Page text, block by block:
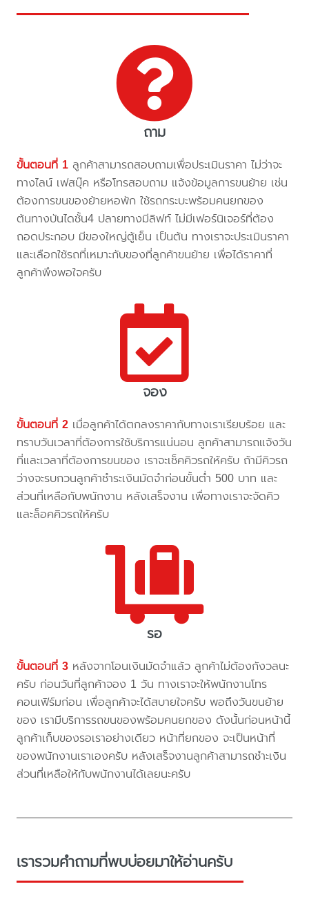
ถาม
ขั้นตอนที่ 1 ลูกค้าสามารถสอบถามเพื่อประเมินราคา ไม่ว่าจะ
ทางไลน์ เฟสบุ๊ค หรือโทรสอบถาม แจ้งข้อมูลการขนย้าย เช่น
ต้องการขนของย้ายหอพัก ใช้รถกระบะพร้อมคนยกของ
ต้นทางบันไดชั้น4 ปลายทางมีลิฟท์ ไม่มีเฟอร์นิเจอร์ที่ต้อง
ถอดประกอบ มีของใหญ่ตู้เย็น เป็นต้น ทางเราจะประเมินราคา
และเลือกใช้รถที่เหมาะกับของที่ลูกค้าขนย้าย เพื่อได้ราคาที่
ลูกค้าพึงพอใจครับ
จอง
ขั้นตอนที่ 2 เมื่อลูกค้าได้ตกลงราคากับทางเราเรียบร้อย และ
ทราบวันเวลาที่ต้องการใช้บริการแน่นอน ลูกค้าสามารถแจ้งวัน
ที่และเวลาที่ต้องการขนของ เราจะเช็คคิวรถให้ครับ ถ้ามีคิวรถ
ว่างจะรบกวนลูกค้าชำระเงินมัดจำก่อนขั้นต่ำ 500 บาท และ
ส่วนที่เหลือกับพนักงาน หลังเสร็จงาน เพื่อทางเราจะจัดคิว
และล็อคคิวรถให้ครับ
รอ
ขั้นตอนที่ 3 หลังจากโอนเงินมัดจำแล้ว ลูกค้าไม่ต้องกังวลนะ
ครับ ก่อนวันที่ลูกค้าจอง 1 วัน ทางเราจะให้พนักงานโทร
คอนเฟิร์มก่อน เพื่อลูกค้าจะได้สบายใจครับ พอถึงวันขนย้าย
ของ เรามีบริการรถขนของพร้อมคนยกของ ดังนั้นก่อนหน้านี้
ลูกค้าเก็บของรอเราอย่างเดียว หน้าที่ยกของ จะเป็นหน้าที่
ของพนักงานเราเองครับ หลังเสร็จงานลูกค้าสามารถชำะเงิน
ส่วนที่เหลือให้กับพนักงานได้เลยนะครับ
เรารวมคำถามที่พบบ่อยมาให้อ่านครับ